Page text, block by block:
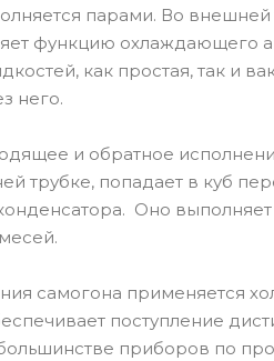
парами. Во
функцию охлаждающего
как простая, так и
него.
и обратное
трубке, попадает в куб
Оно
самогона применяется
поступление
приборов по